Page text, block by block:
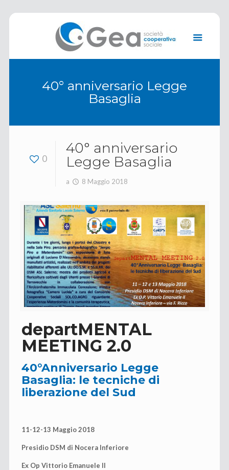
40° anniversario Legge
Basaglia
0
40° anniversario
Legge Basaglia
a 8 Maggio 2018
departMENTAL
MEETING 2.0
40°Anniversario Legge
Basaglia: le tecniche di
liberazione del Sud
11-12-13 Maggio 2018
Presidio DSM di Nocera Inferiore
Ex Op Vittorio Emanuele II